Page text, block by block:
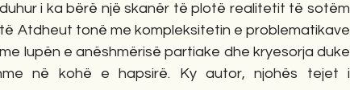
i ka bërë një skanër të plotë realitetit të sotëm
Atdheut tonë me kompleksitetin e problematikave
lupën e anëshmërisë partiake dhe kryesorja duke
në kohë e hapsirë. Ky autor, njohës tejet i